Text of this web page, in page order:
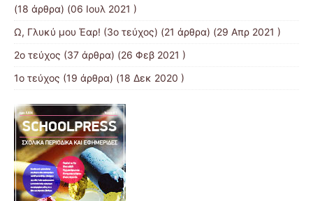
(18 άρθρα) (06 Ιουλ 2021 )
Ω, Γλυκύ μου Έαρ! (3ο τεύχος) (21 άρθρα) (29 Απρ 2021 )
2o τεύχος (37 άρθρα) (26 Φεβ 2021 )
1ο τεύχος (19 άρθρα) (18 Δεκ 2020 )